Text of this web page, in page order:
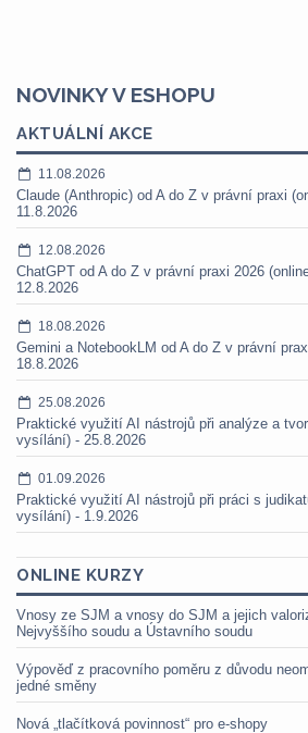
NOVINKY V ESHOPU
AKTUÁLNÍ AKCE
11.08.2026
Claude (Anthropic) od A do Z v právní praxi
11.8.2026
12.08.2026
ChatGPT od A do Z v právní praxi 2026
12.8.2026
18.08.2026
Gemini a NotebookLM od A do Z v právní
18.8.2026
25.08.2026
Praktické využití AI nástrojů při analýze a
vysílání) - 25.8.2026
01.09.2026
Praktické využití AI nástrojů při práci s
vysílání) - 1.9.2026
ONLINE KURZY
Vnosy ze SJM a vnosy do SJM a jejich
Nejvyššího soudu a Ústavního soudu
Výpověď z pracovního poměru z důvodu
jedné směny
Nová „tlačítková povinnost“ pro e-shopy